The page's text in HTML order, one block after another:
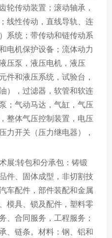
轮传动装置；滚动轴承，
线性传动，直线导轨、连
系统；带传动和链传动系
电机保护设备；流体动力
压泵，液压电机，液压
件和液压系统，试验台，
），过滤器，软管和软连
；气动马达，气缸，气压
整体气压控制装置，电压
力开关（压力继电器），
展:转包和分承包：铸锻
件、固体成型，非切割技
车配件，部件装配和金属
模具、锁及配件，塑料零
、合同服务，工程服务；
、链条。材料：钢、铝和